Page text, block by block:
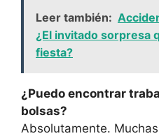
Leer también:
¿El invitado sorpresa
fiesta?
¿Puedo encontrar
bolsas?
Absolutamente.